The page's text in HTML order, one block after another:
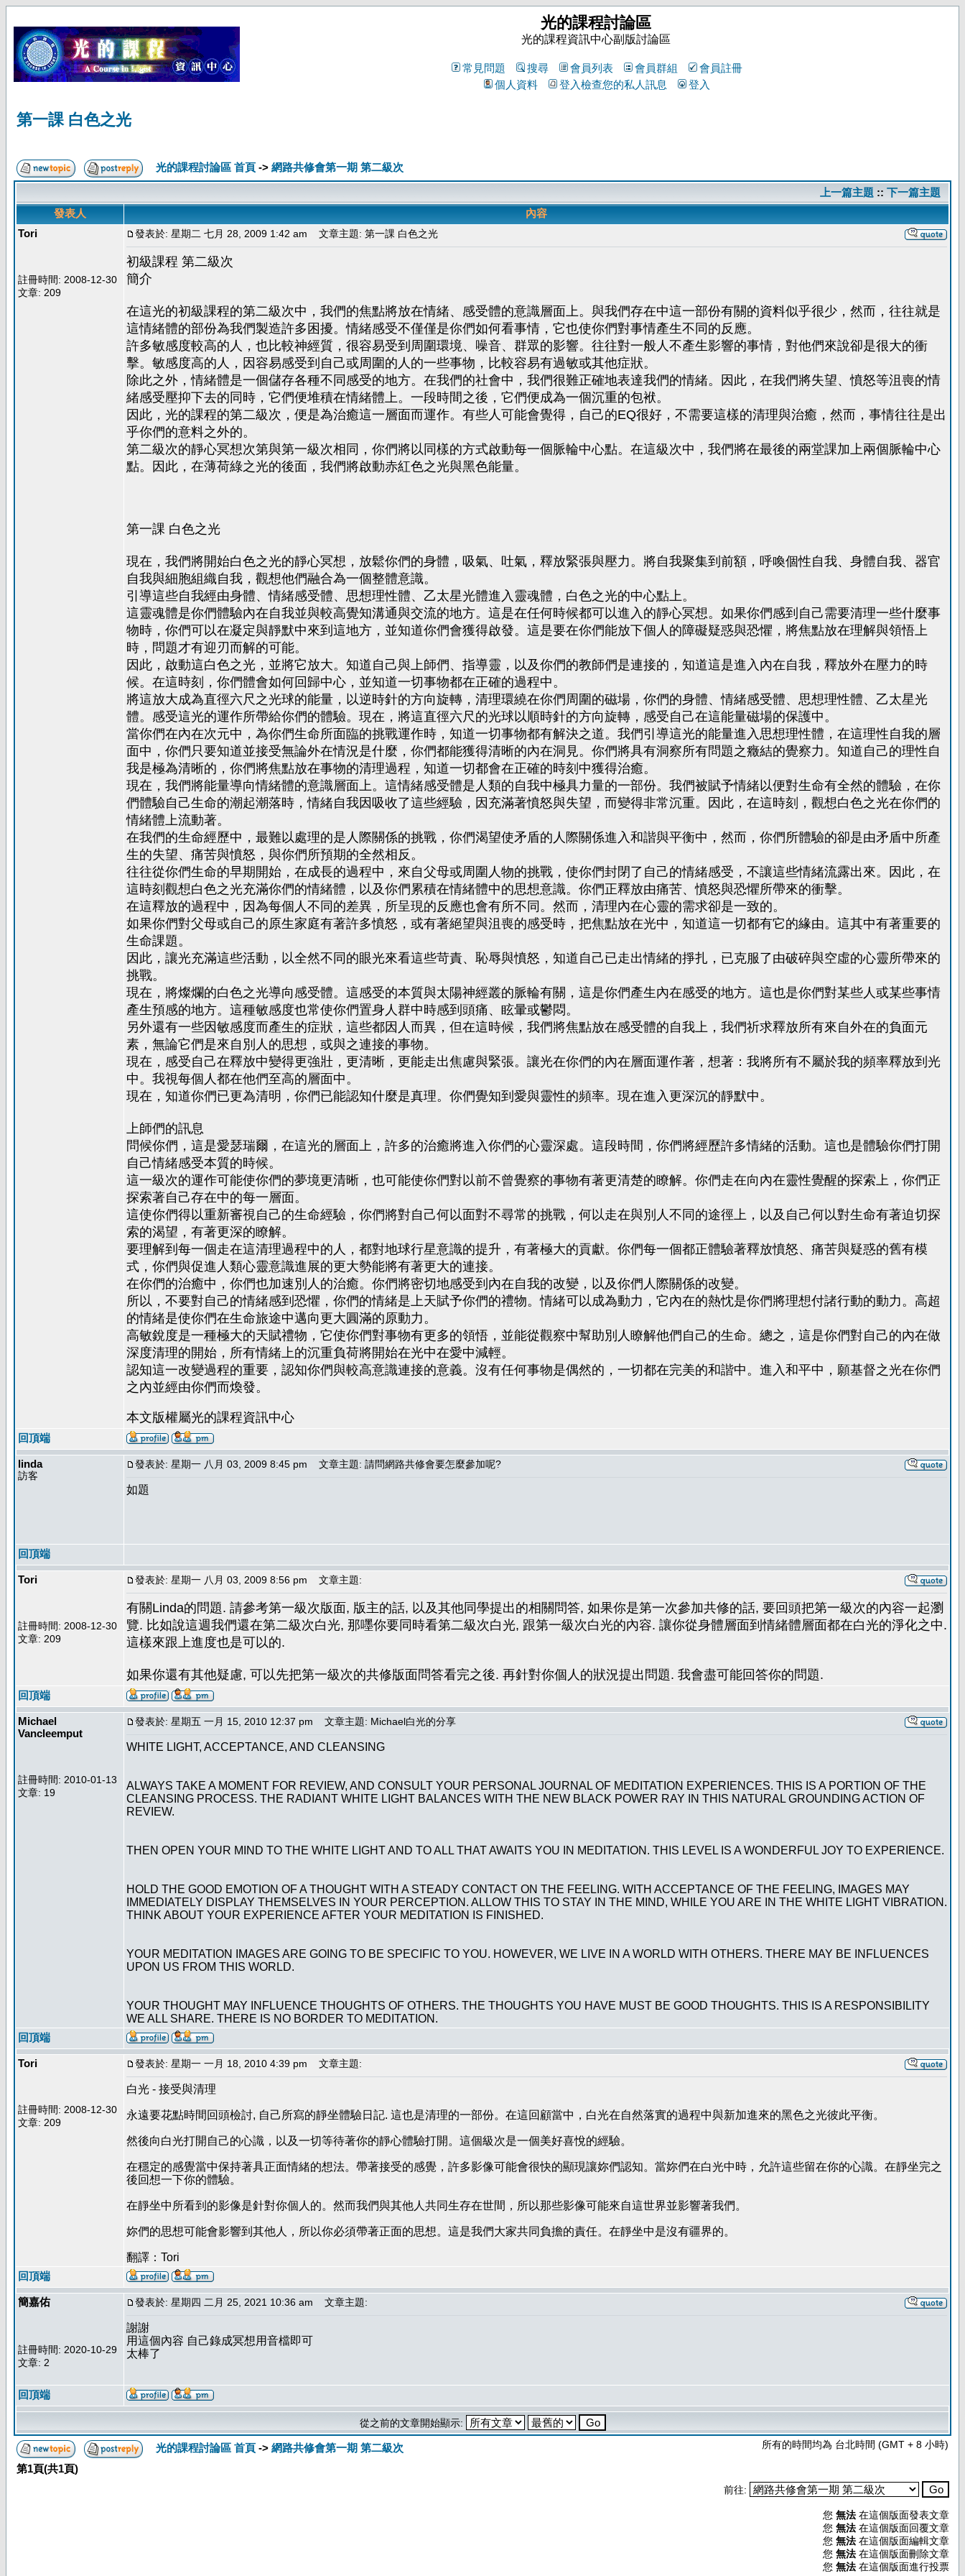
光的課程討論區
光的課程資訊中心副版討論區
常見問題 搜尋 會員列表 會員群組
會員註冊
個人資料
登入檢查您的私人訊息 登入
第一課 白色之光
光的課程討論區 首頁 -> 網路共修會第一期 第二級次
上一篇主題 :: 下一篇主題
發表人
內容
Tori
註冊時間: 2008-12-30
文章: 209
發表於: 星期二 七月 28, 2009 1:42 am 文章主題: 第一課 白色之光
初級課程 第二級次
簡介
在這光的初級課程的第二級次中，我們的焦點將放在情緒、感受體的意識層面上。與我們存在中這一部份有關的資料似乎很少，然而，往往就是
這情緒體的部份為我們製造許多困擾。情緒感受不僅僅是你們如何看事情，它也使你們對事情產生不同的反應。
許多敏感度較高的人，也比較神經質，很容易受到周圍環境、噪音、群眾的影響。往往對一般人不產生影響的事情，對他們來說卻是很大的衝
擊。敏感度高的人，因容易感受到自己或周圍的人的一些事物，比較容易有過敏或其他症狀。
除此之外，情緒體是一個儲存各種不同感受的地方。在我們的社會中，我們很難正確地表達我們的情緒。因此，在我們將失望、憤怒等沮喪的情
緒感受壓抑下去的同時，它們便堆積在情緒體上。一段時間之後，它們便成為一個沉重的包袱。
因此，光的課程的第二級次，便是為治癒這一層面而運作。有些人可能會覺得，自己的EQ很好，不需要這樣的清理與治癒，然而，事情往往是出
乎你們的意料之外的。
第二級次的靜心冥想次第與第一級次相同，你們將以同樣的方式啟動每一個脈輪中心點。在這級次中，我們將在最後的兩堂課加上兩個脈輪中心
點。因此，在薄荷綠之光的後面，我們將啟動赤紅色之光與黑色能量。
第一課 白色之光
現在，我們將開始白色之光的靜心冥想，放鬆你們的身體，吸氣、吐氣，釋放緊張與壓力。將自我聚集到前額，呼喚個性自我、身體自我、器官
自我與細胞組織自我，觀想他們融合為一個整體意識。
引導這些自我經由身體、情緒感受體、思想理性體、乙太星光體進入靈魂體，白色之光的中心點上。
這靈魂體是你們體驗內在自我並與較高覺知溝通與交流的地方。這是在任何時候都可以進入的靜心冥想。如果你們感到自己需要清理一些什麼事
物時，你們可以在凝定與靜默中來到這地方，並知道你們會獲得啟發。這是要在你們能放下個人的障礙疑惑與恐懼，將焦點放在理解與領悟上
時，問題才有迎刃而解的可能。
因此，啟動這白色之光，並將它放大。知道自己與上師們、指導靈，以及你們的教師們是連接的，知道這是進入內在自我，釋放外在壓力的時
候。在這時刻，你們體會如何回歸中心，並知道一切事物都在正確的過程中。
將這放大成為直徑六尺之光球的能量，以逆時針的方向旋轉，清理環繞在你們周圍的磁場，你們的身體、情緒感受體、思想理性體、乙太星光
體。感受這光的運作所帶給你們的體驗。現在，將這直徑六尺的光球以順時針的方向旋轉，感受自己在這能量磁場的保護中。
當你們在內在次元中，為你們生命所面臨的挑戰運作時，知道一切事物都有解決之道。我們引導這光的能量進入思想理性體，在這理性自我的層
面中，你們只要知道並接受無論外在情況是什麼，你們都能獲得清晰的內在洞見。你們將具有洞察所有問題之癥結的覺察力。知道自己的理性自
我是極為清晰的，你們將焦點放在事物的清理過程，知道一切都會在正確的時刻中獲得治癒。
現在，我們將能量導向情緒體的意識層面上。這情緒感受體是人類的自我中極具力量的一部份。我們被賦予情緒以便對生命有全然的體驗，在你
們體驗自己生命的潮起潮落時，情緒自我因吸收了這些經驗，因充滿著憤怒與失望，而變得非常沉重。因此，在這時刻，觀想白色之光在你們的
情緒體上流動著。
在我們的生命經歷中，最難以處理的是人際關係的挑戰，你們渴望使矛盾的人際關係進入和諧與平衡中，然而，你們所體驗的卻是由矛盾中所產
生的失望、痛苦與憤怒，與你們所預期的全然相反。
往往從你們生命的早期開始，在成長的過程中，來自父母或周圍人物的挑戰，使你們封閉了自己的情緒感受，不讓這些情緒流露出來。因此，在
這時刻觀想白色之光充滿你們的情緒體，以及你們累積在情緒體中的思想意識。你們正釋放由痛苦、憤怒與恐懼所帶來的衝擊。
在這釋放的過程中，因為每個人不同的差異，所呈現的反應也會有所不同。然而，清理內在心靈的需求卻是一致的。
如果你們對父母或自己的原生家庭有著許多憤怒，或有著絕望與沮喪的感受時，把焦點放在光中，知道這一切都有它的緣由。這其中有著重要的
生命課題。
因此，讓光充滿這些活動，以全然不同的眼光來看這些苛責、恥辱與憤怒，知道自己已走出情緒的掙扎，已克服了由破碎與空虛的心靈所帶來的
挑戰。
現在，將燦爛的白色之光導向感受體。這感受的本質與太陽神經叢的脈輪有關，這是你們產生內在感受的地方。這也是你們對某些人或某些事情
產生預感的地方。這種敏感度也常使你們置身人群中時感到頭痛、眩暈或鬱悶。
另外還有一些因敏感度而產生的症狀，這些都因人而異，但在這時候，我們將焦點放在感受體的自我上，我們祈求釋放所有來自外在的負面元
素，無論它們是來自別人的思想，或與之連接的事物。
現在，感受自己在釋放中變得更強壯，更清晰，更能走出焦慮與緊張。讓光在你們的內在層面運作著，想著：我將所有不屬於我的頻率釋放到光
中。我視每個人都在他們至高的層面中。
現在，知道你們已更為清明，你們已能認知什麼是真理。你們覺知到愛與靈性的頻率。現在進入更深沉的靜默中。
上師們的訊息
問候你們，這是愛瑟瑞爾，在這光的層面上，許多的治癒將進入你們的心靈深處。這段時間，你們將經歷許多情緒的活動。這也是體驗你們打開
自己情緒感受本質的時候。
這一級次的運作可能使你們的夢境更清晰，也可能使你們對以前不曾覺察的事物有著更清楚的瞭解。你們走在向內在靈性覺醒的探索上，你們正
探索著自己存在中的每一層面。
這使你們得以重新審視自己的生命經驗，你們將對自己何以面對不尋常的挑戰，何以走在與別人不同的途徑上，以及自己何以對生命有著迫切探
索的渴望，有著更深的瞭解。
要理解到每一個走在這清理過程中的人，都對地球行星意識的提升，有著極大的貢獻。你們每一個都正體驗著釋放憤怒、痛苦與疑惑的舊有模
式，你們與促進人類心靈意識進展的更大勢能將有著更大的連接。
在你們的治癒中，你們也加速別人的治癒。你們將密切地感受到內在自我的改變，以及你們人際關係的改變。
所以，不要對自己的情緒感到恐懼，你們的情緒是上天賦予你們的禮物。情緒可以成為動力，它內在的熱忱是你們將理想付諸行動的動力。高超
的情緒是使你們在生命旅途中邁向更大圓滿的原動力。
高敏銳度是一種極大的天賦禮物，它使你們對事物有更多的領悟，並能從觀察中幫助別人瞭解他們自己的生命。總之，這是你們對自己的內在做
深度清理的開始，所有情緒上的沉重負荷將開始在光中在愛中減輕。
認知這一改變過程的重要，認知你們與較高意識連接的意義。沒有任何事物是偶然的，一切都在完美的和諧中。進入和平中，願基督之光在你們
之內並經由你們而煥發。
本文版權屬光的課程資訊中心
回頂端
linda
訪客
發表於: 星期一 八月 03, 2009 8:45 pm 文章主題: 請問網路共修會要怎麼參加呢?
如題
回頂端
Tori
註冊時間: 2008-12-30
文章: 209
發表於: 星期一 八月 03, 2009 8:56 pm 文章主題:
有關Linda的問題. 請參考第一級次版面, 版主的話, 以及其他同學提出的相關問答, 如果你是第一次參加共修的話, 要回頭把第一級次的內容一起瀏
覽. 比如說這週我們還在第二級次白光, 那嚜你要同時看第二級次白光, 跟第一級次白光的內容. 讓你從身體層面到情緒體層面都在白光的淨化之中.
這樣來跟上進度也是可以的.
如果你還有其他疑慮, 可以先把第一級次的共修版面問答看完之後. 再針對你個人的狀況提出問題. 我會盡可能回答你的問題.
回頂端
Michael
Vancleemput
註冊時間: 2010-01-13
文章: 19
發表於: 星期五 一月 15, 2010 12:37 pm 文章主題: Michael白光的分享
WHITE LIGHT, ACCEPTANCE, AND CLEANSING
ALWAYS TAKE A MOMENT FOR REVIEW, AND CONSULT YOUR PERSONAL JOURNAL OF MEDITATION EXPERIENCES. THIS IS A PORTION OF THE
CLEANSING PROCESS. THE RADIANT WHITE LIGHT BALANCES WITH THE NEW BLACK POWER RAY IN THIS NATURAL GROUNDING ACTION OF
REVIEW.
THEN OPEN YOUR MIND TO THE WHITE LIGHT AND TO ALL THAT AWAITS YOU IN MEDITATION. THIS LEVEL IS A WONDERFUL JOY TO EXPERIENCE.
HOLD THE GOOD EMOTION OF A THOUGHT WITH A STEADY CONTACT ON THE FEELING. WITH ACCEPTANCE OF THE FEELING, IMAGES MAY
IMMEDIATELY DISPLAY THEMSELVES IN YOUR PERCEPTION. ALLOW THIS TO STAY IN THE MIND, WHILE YOU ARE IN THE WHITE LIGHT VIBRATION.
THINK ABOUT YOUR EXPERIENCE AFTER YOUR MEDITATION IS FINISHED.
YOUR MEDITATION IMAGES ARE GOING TO BE SPECIFIC TO YOU. HOWEVER, WE LIVE IN A WORLD WITH OTHERS. THERE MAY BE INFLUENCES
UPON US FROM THIS WORLD.
YOUR THOUGHT MAY INFLUENCE THOUGHTS OF OTHERS. THE THOUGHTS YOU HAVE MUST BE GOOD THOUGHTS. THIS IS A RESPONSIBILITY
WE ALL SHARE. THERE IS NO BORDER TO MEDITATION.
回頂端
Tori
註冊時間: 2008-12-30
文章: 209
發表於: 星期一 一月 18, 2010 4:39 pm 文章主題:
白光 - 接受與清理
永遠要花點時間回頭檢討, 自己所寫的靜坐體驗日記. 這也是清理的一部份。在這回顧當中，白光在自然落實的過程中與新加進來的黑色之光彼此平衡。
然後向白光打開自己的心識，以及一切等待著你的靜心體驗打開。這個級次是一個美好喜悅的經驗。
在穩定的感覺當中保持著具正面情緒的想法。帶著接受的感覺，許多影像可能會很快的顯現讓妳們認知。當妳們在白光中時，允許這些留在你的心識。在靜坐完之
後回想一下你的體驗。
在靜坐中所看到的影像是針對你個人的。然而我們與其他人共同生存在世間，所以那些影像可能來自這世界並影響著我們。
妳們的思想可能會影響到其他人，所以你必須帶著正面的思想。這是我們大家共同負擔的責任。在靜坐中是沒有疆界的。
翻譯：Tori
回頂端
簡嘉佑
註冊時間: 2020-10-29
文章: 2
發表於: 星期四 二月 25, 2021 10:36 am 文章主題:
謝謝
用這個內容 自己錄成冥想用音檔即可
太棒了
回頂端
從之前的文章開始顯示:
光的課程討論區 首頁 -> 網路共修會第一期 第二級次 所有的時間均為 台北時間 (GMT + 8 小時)
第1頁(共1頁)
前往:
您 無法 在這個版面發表文章
您 無法 在這個版面回覆文章
您 無法 在這個版面編輯文章
您 無法 在這個版面刪除文章
您 無法 在這個版面進行投票